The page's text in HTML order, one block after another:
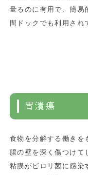
量るのに有用で、簡易
間ドックでも利用され
胃潰瘍
食物を分解する働きを
腸の壁を深く傷つけて
粘膜がピロリ菌に感染